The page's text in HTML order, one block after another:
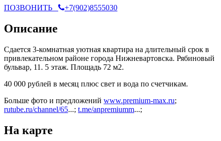
ПОЗВОНИТЬ +7(902)8555030
Описание
Сдается 3-комнатная уютная квартира на длительный срок в
привлекательном районе города Нижневартовска. Рябиновый
бульвар, 11. 5 этаж. Площадь 72 м2.
40 000 рублей в месяц плюс свет и вода по счетчикам.
Больше фото и предложений www.premium-max.ru;
rutube.ru/channel/65...; t.me/anpremiumm...;
На карте